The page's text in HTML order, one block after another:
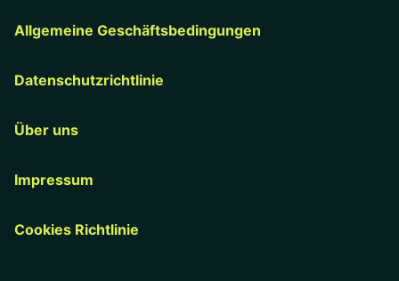
Allgemeine Geschäftsbedingungen
Datenschutzrichtlinie
Über uns
Impressum
Cookies Richtlinie